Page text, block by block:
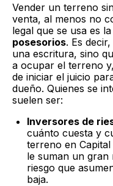
Vender un terreno
venta, al menos no
legal que se usa es la
posesorios. Es
una escritura, sino
a ocupar el terreno
de iniciar el juicio
dueño. Quienes se
suelen ser:
Inversores de
cuánto cuesta y
terreno en
le suman un gran
riesgo que
baja.